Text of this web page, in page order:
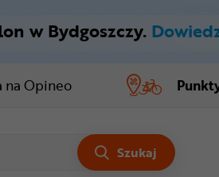
w Bydgoszczy.
na Opineo
Szukaj